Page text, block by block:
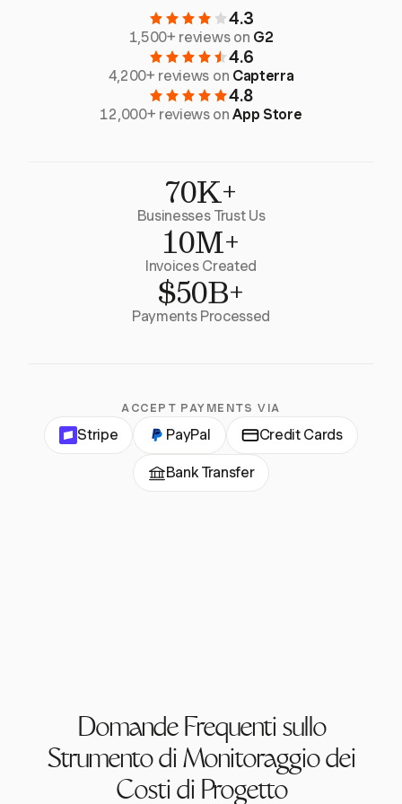
4.3
1,500+ reviews on G2
4.6
4,200+ reviews on Capterra
4.8
12,000+ reviews onApp Store
70K+
Businesses Trust Us
10M+
Invoices Created
$50B+
Payments Processed
ACCEPT PAYMENTS VIA
Stripe PayPal Credit Cards
Bank Transfer
Domande Frequenti sullo
Strumento di Monitoraggio dei
Costi di Progetto